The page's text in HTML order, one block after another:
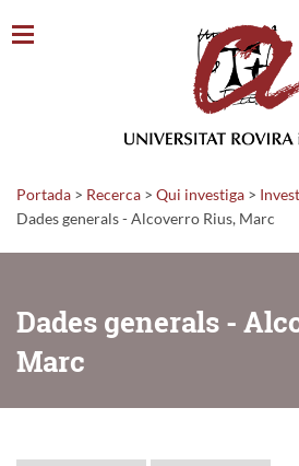
Portada > Recerca > Qui investiga >
Dades generals - Alcoverro Rius, Marc
Dades generals -
Marc